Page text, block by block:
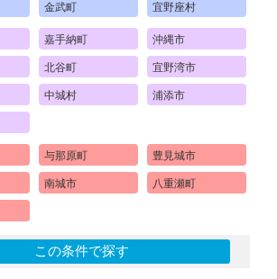
金武町 宜野座村
嘉手納町 沖縄市
北谷町 宜野湾市
中城村 浦添市
与那原町 豊見城市
南城市 八重瀬町